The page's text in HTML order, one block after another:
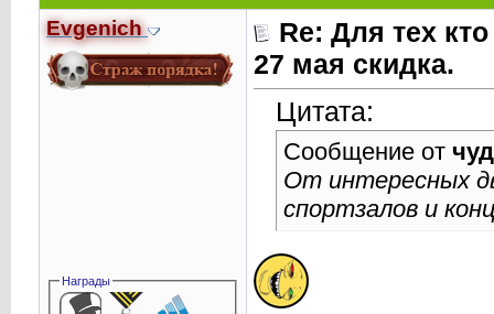
Evgenich
Награды
Re: Для тех
27 мая скидка.
Цитата:
Сообщение от
От интересных
спортзалов и